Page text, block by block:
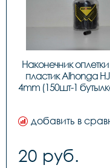
Наконечник
пластик Alhonga
4mm (150шт-1
добавить в
20 руб.